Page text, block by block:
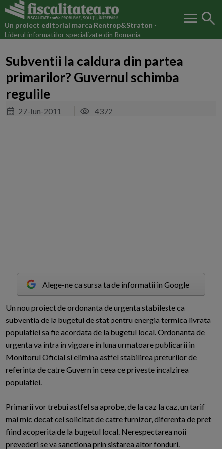
Un proiect editorial marca Rentrop&Straton -
Liderul informatiilor specializate din Romania
menu search
Subventii la caldura din partea
primarilor? Guvernul schimba
regulile
27-Iun-2011 4372
Alege-ne ca sursa ta de informatii in Google
Un nou proiect de ordonanta de urgenta stabileste ca
subventia de la bugetul de stat pentru energia termica livrata
populatiei sa fie acordata de la bugetul local. Ordonanta de
urgenta va intra in vigoare in luna urmatoare publicarii in
Monitorul Oficial si elimina astfel stabilirea preturilor de
referinta de catre Guvern in ceea ce priveste incalzirea
populatiei.
Primarii vor trebui astfel sa aprobe, de la caz la caz, un tarif
mai mic decat cel solicitat de catre furnizor, diferenta de pret
fiind acoperita de la bugetul local. Nerespectarea noii
prevederi se va sanctiona prin sistarea altor fonduri.